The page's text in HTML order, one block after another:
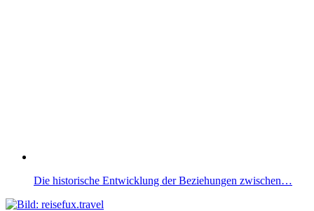
Die historische Entwicklung der Beziehungen zwischen…